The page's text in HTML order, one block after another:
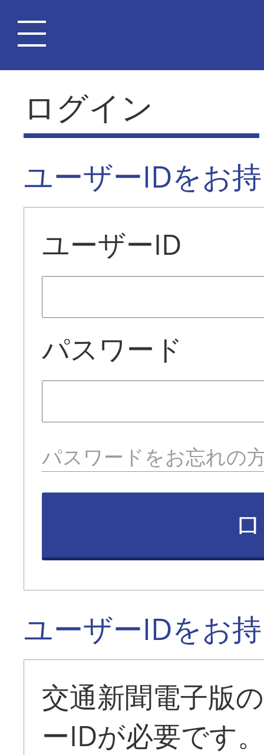
ログイン
ユーザーIDをお
ユーザーID
パスワード
パスワードをお忘れの
ユーザーIDをお
交通新聞電子版
ーIDが必要です